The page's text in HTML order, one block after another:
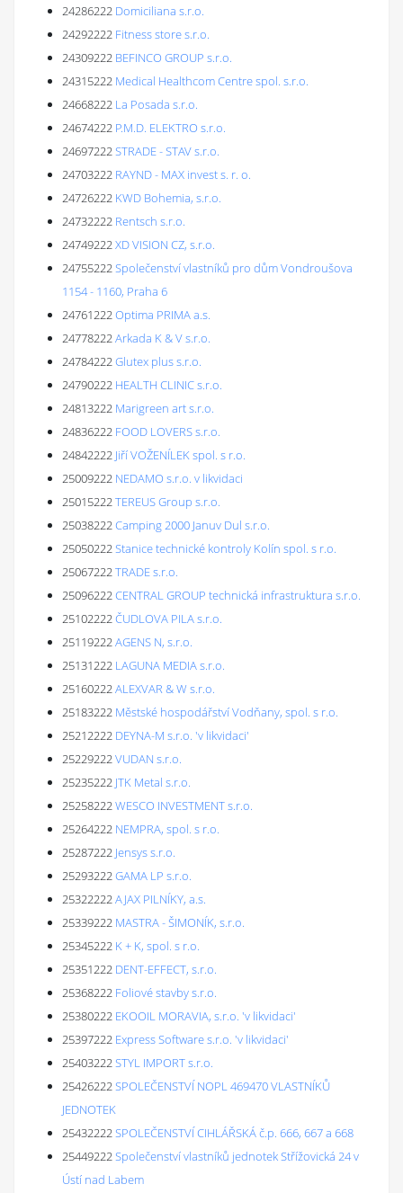
24286222 Domiciliana s.r.o.
24292222 Fitness store s.r.o.
24309222 BEFINCO GROUP s.r.o.
24315222 Medical Healthcom Centre spol. s.r.o.
24668222 La Posada s.r.o.
24674222 P.M.D. ELEKTRO s.r.o.
24697222STRADE - STAV s.r.o.
24703222 RAYND - MAX invest s. r. o.
24726222 KWD Bohemia, s.r.o.
24732222 Rentsch s.r.o.
24749222XD VISION CZ, s.r.o.
24755222Společenství vlastníků pro dům Vondroušova
1154 - 1160, Praha 6
24761222Optima PRIMA a.s.
24778222Arkada K & V s.r.o.
24784222Glutex plus s.r.o.
24790222 HEALTH CLINIC s.r.o.
24813222 Marigreen art s.r.o.
24836222 FOOD LOVERS s.r.o.
24842222 Jiří VOŽENÍLEK spol. s r.o.
25009222 NEDAMO s.r.o. v likvidaci
25015222TEREUS Group s.r.o.
25038222Camping 2000 Januv Dul s.r.o.
25050222Stanice technické kontroly Kolín spol. s r.o.
25067222TRADE s.r.o.
25096222CENTRAL GROUP technická infrastruktura s.r.o.
25102222ČUDLOVA PILA s.r.o.
25119222AGENS N, s.r.o.
25131222 LAGUNA MEDIA s.r.o.
25160222ALEXVAR & W s.r.o.
25183222 Městské hospodářství Vodňany, spol. s r.o.
25212222 DEYNA-M s.r.o. 'v likvidaci'
25229222VUDAN s.r.o.
25235222 JTK Metal s.r.o.
25258222WESCO INVESTMENT s.r.o.
25264222 NEMPRA, spol. s r.o.
25287222 Jensys s.r.o.
25293222GAMA LP s.r.o.
25322222AJAX PILNÍKY, a.s.
25339222 MASTRA - ŠIMONÍK, s.r.o.
25345222 K + K, spol. s r.o.
25351222 DENT-EFFECT, s.r.o.
25368222 Foliové stavby s.r.o.
25380222 EKOOIL MORAVIA, s.r.o. 'v likvidaci'
25397222 Express Software s.r.o. 'v likvidaci'
25403222STYL IMPORT s.r.o.
25426222SPOLEČENSTVÍ NOPL 469470 VLASTNÍKŮ
JEDNOTEK
25432222SPOLEČENSTVÍ CIHLÁŘSKÁ č.p. 666, 667 a 668
25449222Společenství vlastníků jednotek Střížovická 24 v
Ústí nad Labem